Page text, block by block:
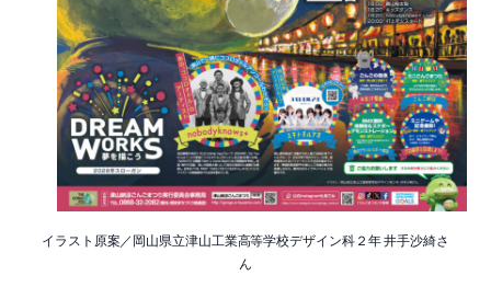
イラスト原案／岡山県立津山工業高等学校デザイン科２年 井手沙綺さ
ん